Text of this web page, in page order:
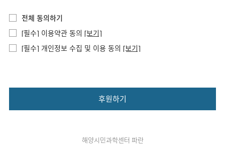
전체 동의하기
[필수] 이용약관 동의 [보기]
[필수] 개인정보 수집 및 이용 동의 [보기]
후원하기
해양시민과학센터 파란